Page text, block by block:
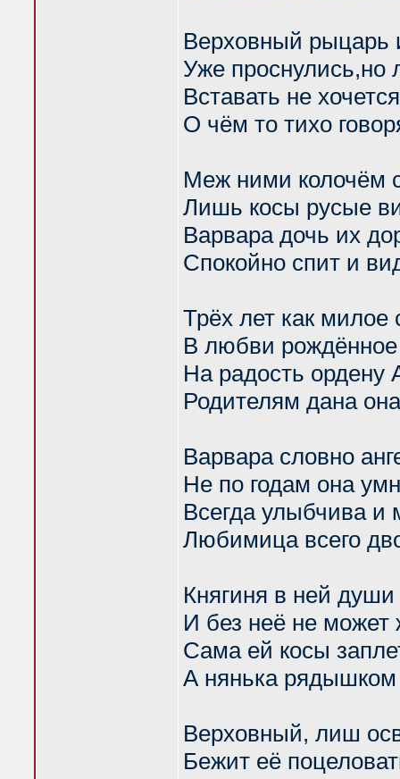
Верховный рыцарь
Уже проснулись,но
Вставать не
О чём то тихо
Меж ними колочём
Лишь косы русые
Варвара дочь их
Спокойно спит и
Трёх лет как милое
В любви
На радость ордену
Родителям дана она
Варвара словно
Не по годам она
Всегда улыбчива и
Любимица всего
Княгиня в ней души
И без неё не может
Сама ей косы
А нянька рядышком
Верховный, лиш
Бежит её